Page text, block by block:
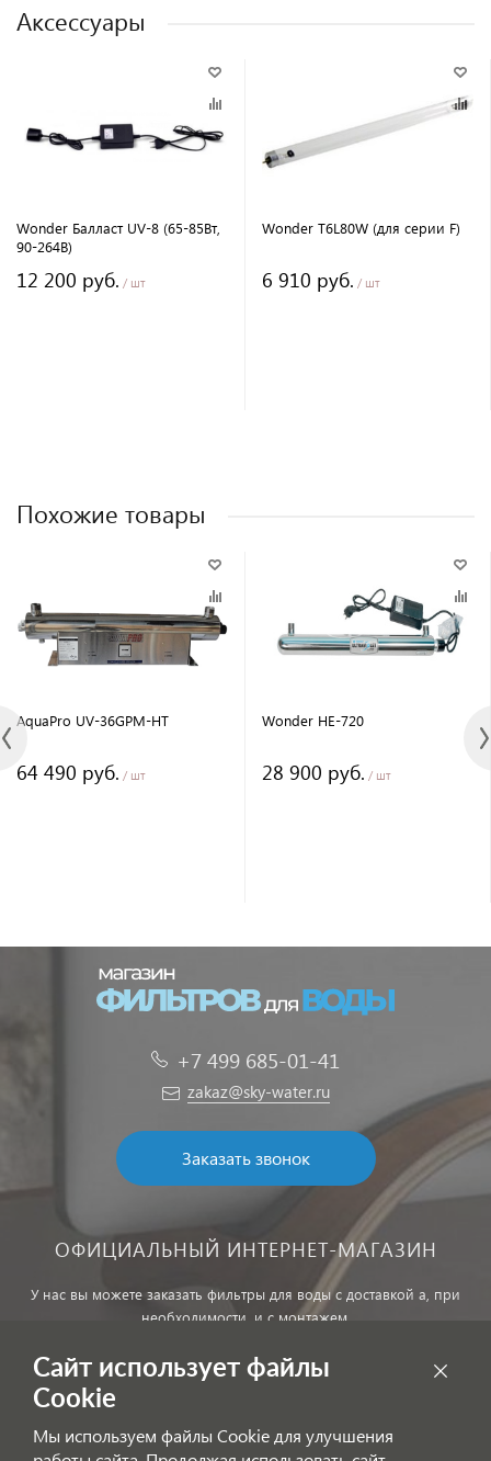
Аксессуары
Wonder Балласт UV-8 (65-85Вт,
90-264В)
12 200 руб. / шт
Wonder T6L80W (для серии F)
6 910 руб. / шт
Похожие товары
AquaPro UV-36GPM-HT
64 490 руб. / шт
Wonder HE-720
28 900 руб. / шт
+7 499 685-01-41
zakaz@sky-water.ru
Заказать звонок
ОФИЦИАЛЬНЫЙ ИНТЕРНЕТ-МАГАЗИН
У нас вы можете заказать фильтры для воды с доставкой а, при
необходимости, и с монтажем.
офертой!
Сайт использует файлы
Cookie
Мы используем файлы Cookie для улучшения